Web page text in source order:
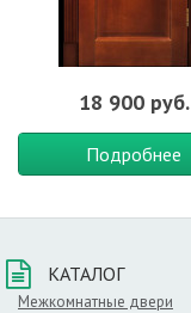
18 900 руб.
Подробнее
КАТАЛОГ
Межкомнатные двери